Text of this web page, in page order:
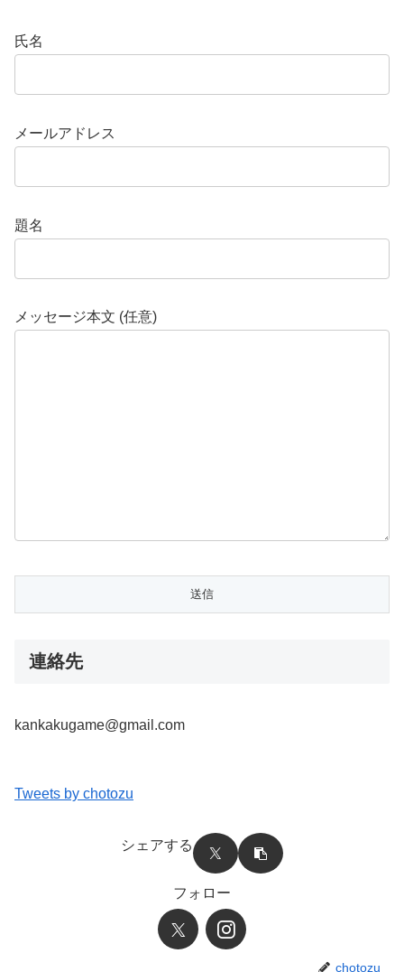
氏名
メールアドレス
題名
メッセージ本文 (任意)
連絡先
kankakugame@gmail.com
Tweets by chotozu
シェアする
フォロー
chotozu